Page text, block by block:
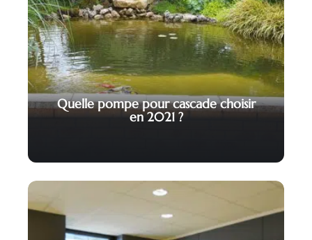
Quelle pompe pour cascade choisir
en 2021 ?